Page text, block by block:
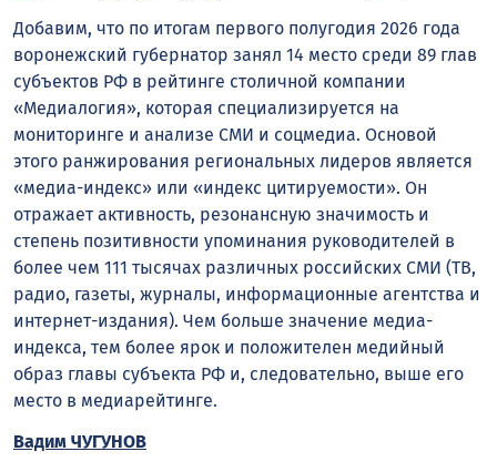
Добавим, что по итогам первого полугодия 2026 года
воронежский губернатор занял 14 место среди 89 глав
субъектов РФ в рейтинге столичной компании
«Медиалогия», которая специализируется на
мониторинге и анализе СМИ и соцмедиа. Основой
этого ранжирования региональных лидеров является
«медиа-индекс» или «индекс цитируемости». Он
отражает активность, резонансную значимость и
степень позитивности упоминания руководителей в
более чем 111 тысячах различных российских СМИ (ТВ,
радио, газеты, журналы, информационные агентства и
интернет-издания). Чем больше значение медиа-
индекса, тем более ярок и положителен медийный
образ главы субъекта РФ и, следовательно, выше его
место в медиарейтинге.
Вадим ЧУГУНОВ